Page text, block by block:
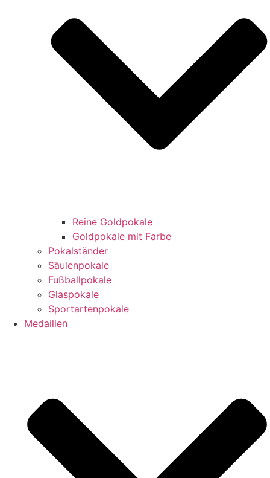
Reine Goldpokale
Goldpokale mit Farbe
Pokalständer
Säulenpokale
Fußballpokale
Glaspokale
Sportartenpokale
Medaillen